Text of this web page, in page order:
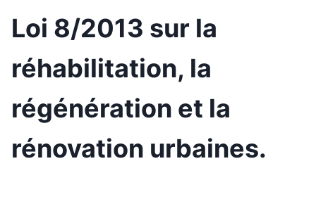
Loi 8/2013 sur la
réhabilitation, la
régénération et la
rénovation urbaines.